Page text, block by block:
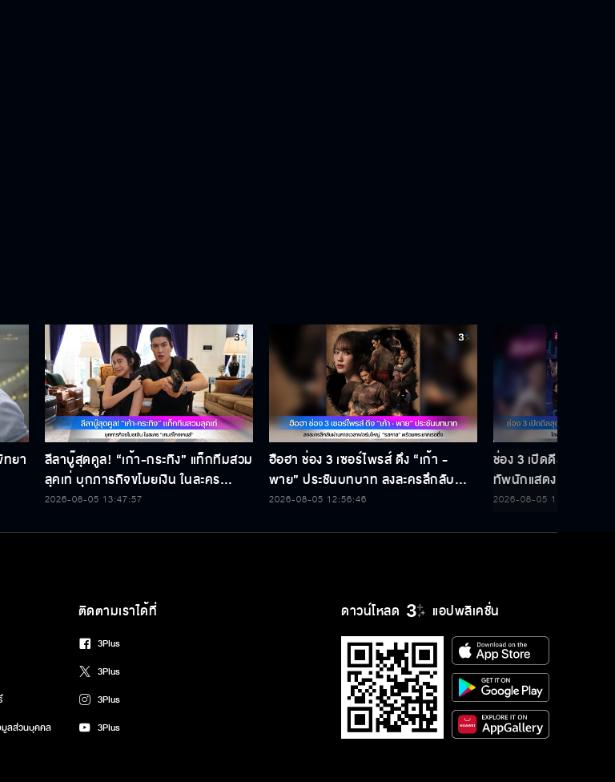
ยา
ลีลาบู๊สุดคูล! “เก้า-กระทิง” แท็กทีมสวม
ลุคเท่ บุกภารกิจขโมยเงิน ในละคร
“เกมส์โกงเกมส์”
2026-08-05 13:47:57
ฮือฮา ช่อง 3 เซอร์ไพรส์ ดึง “เก้า -
พาย” ประชันบทบาท ลงละครลึกลับ
ผ่านกาลเวลาฟอร์มใหญ่ “รสกาล”
2026-08-05 12:56:46
ช่อง 3 เปิดดีลสุดปัง 3
ทัพนักแสดง - พิธีกร
ใน “ดีลดีที่ตึกเตย 24 ชั่
2026-08-05 11:06:35
ดาวน์โหลด แอปพลิเคชั่น
มูลส่วนบุคคล
ติดตามเราได้ที่
3Plus
3Plus
3Plus
3Plus